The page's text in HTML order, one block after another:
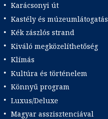
Karácsonyi út
Kastély és múzeumlátogatás
Kék zászlós strand
Kiváló megközelíthetőség
Klímás
Kultúra és történelem
Könnyű program
Luxus/Deluxe
Magyar asszisztenciával